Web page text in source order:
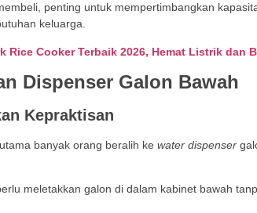
penting untuk mempertimbangkan
keluarga.
Rice Cooker Terbaik 2026, Hemat Listrik dan
Dispenser Galon Bawah
Kepraktisan
banyak orang beralih ke water dispenser
meletakkan galon di dalam kabinet bawah